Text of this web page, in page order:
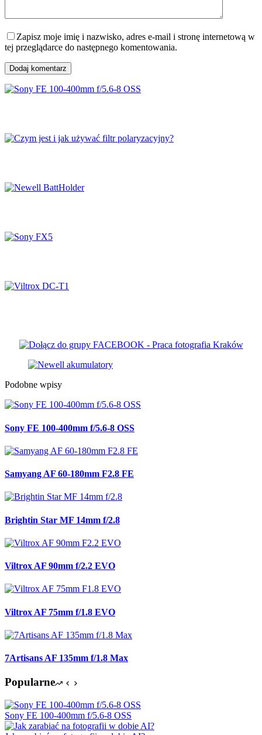
Zapisz moje imię i nazwisko, adres e-mail i stronę internetową w
tej przeglądarce do następnego komentowania.
Dodaj komentarz
Podobne wpisy
Sony FE 100-400mm f/5.6-8 OSS
Samyang AF 60-180mm F2.8 FE
Brightin Star MF 14mm f/2.8
Viltrox AF 90mm f/2.2 EVO
Viltrox AF 75mm f/1.8 EVO
7Artisans AF 135mm f/1.8 Max
Popularne
Sony FE 100-400mm f/5.6-8 OSS